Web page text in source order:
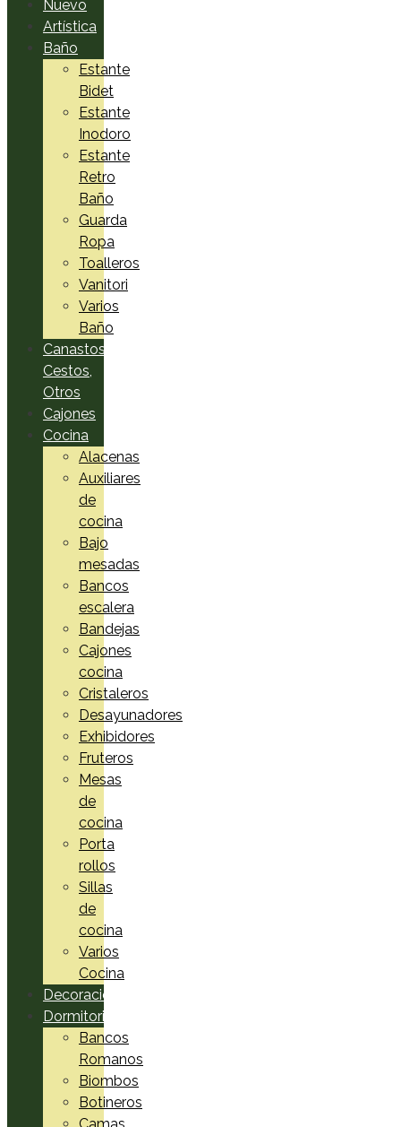
Nuevo
Artística
Baño
Estante
Bidet
Estante
Inodoro
Estante
Retro
Baño
Guarda
Ropa
Toalleros
Vanitori
Varios
Baño
Canastos,
Cestos,
Otros
Cajones
Cocina
Alacenas
Auxiliares
de
cocina
Bajo
mesadas
Bancos
escalera
Bandejas
Cajones
cocina
Cristaleros
Desayunadores
Exhibidores
Fruteros
Mesas
de
cocina
Porta
rollos
Sillas
de
cocina
Varios
Cocina
Decoración
Dormitorio
Bancos
Romanos
Biombos
Botineros